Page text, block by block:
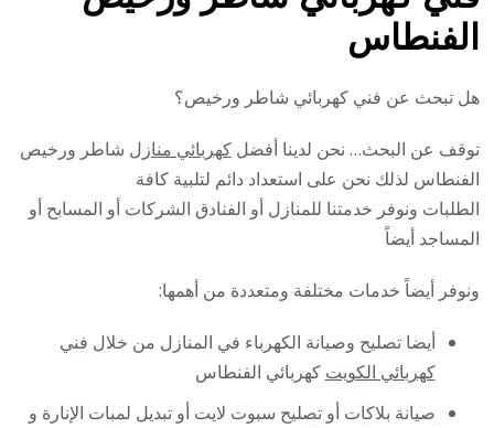
الفنطاس
هل تبحث عن فني كهربائي شاطر ورخيص؟
توقف عن البحث… نحن لدينا أفضلكهربائي منازل شاطر ورخيص
الفنطاس لذلك نحن على استعداد دائم لتلبية كافة
الطلبات ونوفر خدمتنا للمنازل أو الفنادق الشركات أو المسابح أو
المساجد أيضاً
ونوفر أيضاً خدمات مختلفة ومتعددة من أهمها:
أيضا تصليح وصيانة الكهرباء في المنازل من خلال فني
كهربائي الكويت كهربائي الفنطاس
صيانة بلاكات أو تصليح سبوت لايت أو تبديل لمبات الإنارة و